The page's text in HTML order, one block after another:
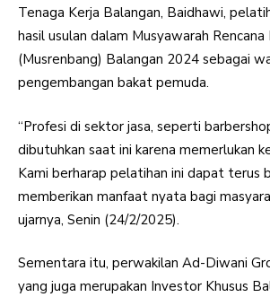
Tenaga Kerja Balangan, Baidhawi,
hasil usulan dalam Musyawarah Rencana
(Musrenbang) Balangan 2024 sebagai
pengembangan bakat pemuda.
“Profesi di sektor jasa, seperti
dibutuhkan saat ini karena memerlukan
Kami berharap pelatihan ini dapat terus
memberikan manfaat nyata bagi
ujarnya, Senin (24/2/2025).
Sementara itu, perwakilan Ad-Diwani
yang juga merupakan Investor Khusus